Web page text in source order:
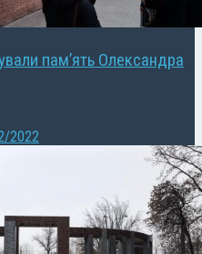
пам’ять Олександра
2022